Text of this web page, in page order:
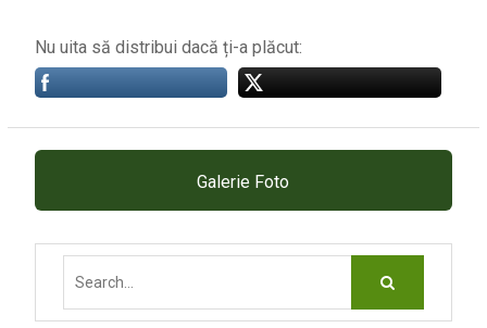
Nu uita să distribui dacă ți-a plăcut:
Galerie Foto